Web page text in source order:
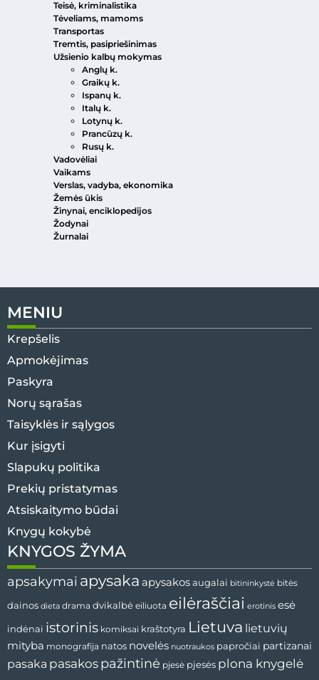
Teisė, kriminalistika
Tėveliams, mamoms
Transportas
Tremtis, pasipriešinimas
Užsienio kalbų mokymas
Anglų k.
Graikų k.
Ispanų k.
Italų k.
Lotynų k.
Prancūzų k.
Rusų k.
Vadovėliai
Vaikams
Verslas, vadyba, ekonomika
Žemės ūkis
Žinynai, enciklopedijos
Žodynai
Žurnalai
MENIU
Krepšelis
Apmokėjimas
Paskyra
Norų sąrašas
Taisyklės ir sąlygos
Kur įsigyti
Slapukų politika
Prekių pristatymas
Atsiskaitymo būdai
Knygų kokybė
KNYGOS ŽYMA
apsakymai apysaka apysakos augalai bitininkystė bitės
dainos dieta drama dvikalbė eiliuota eilėraščiai erotinis esė
indėnai istorinis komiksai kraštotyra Lietuva lietuvių
mityba monografija natos novelės nuotraukos papročiai partizanai
pasaka pasakos pažintinė pjesė pjesės plona knygelė